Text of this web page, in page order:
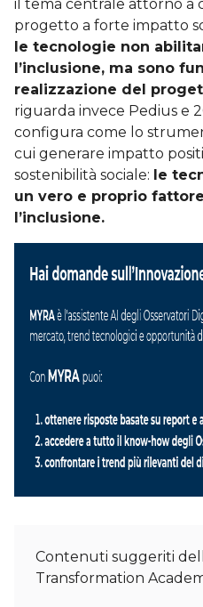
il tema centrale attorno a
progetto a forte impatto
le tecnologie non
l’inclusione, ma sono
realizzazione del
riguarda invece Pedius e
configura come lo
cui generare impatto
sostenibilità sociale: le
un vero e proprio
l’inclusione.
Contenuti suggeriti
Transformation